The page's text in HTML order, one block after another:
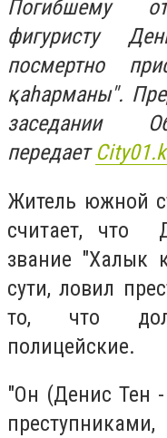
Погибшему
фигуристу
посмертно
қаhарманы".
заседании
передает
Житель южной
считает, что
звание "Халык
сути, ловил
то, что
полицейские.
"Он (Денис Тен